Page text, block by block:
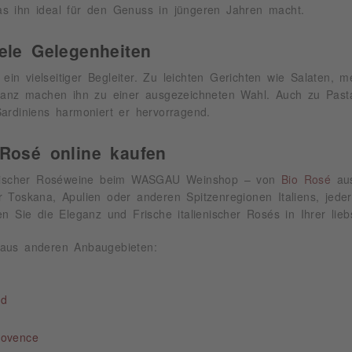
ihn ideal für den Genuss in jüngeren Jahren macht.
Gelegenheiten
vielseitiger Begleiter. Zu leichten Gerichten wie Salaten,
machen ihn zu einer ausgezeichneten Wahl. Auch zu
harmoniert er hervorragend.
online kaufen
Roséweine beim WASGAU Weinshop – von Bio Rosé
Toskana, Apulien oder anderen Spitzenregionen Italiens,
Sie die Eleganz und Frische italienischer Rosés in Ihrer
anderen Anbaugebieten: